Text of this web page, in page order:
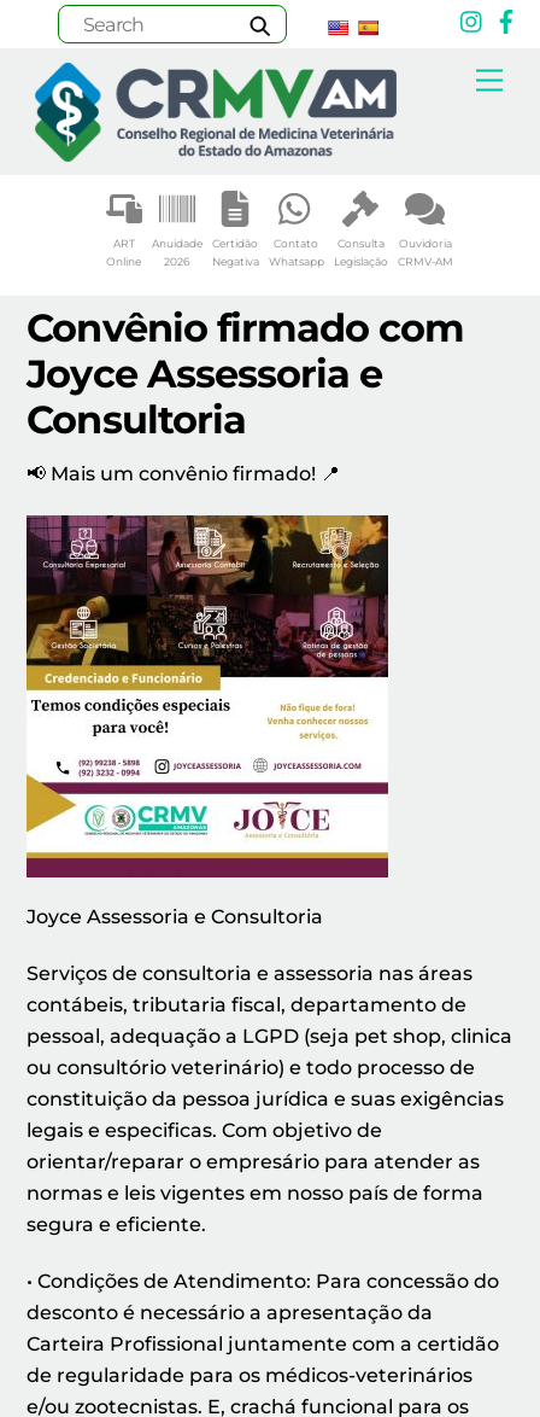
content
ART
Online
Anuidade
2026
Certidão
Negativa
Contato
Whatsapp
Consulta
Legislação
Ouvidoria
CRMV-AM
Convênio firmado com
Joyce Assessoria e
Consultoria
📢 Mais um convênio firmado! 📍
Joyce Assessoria e Consultoria
Serviços de consultoria e assessoria nas áreas
contábeis, tributaria fiscal, departamento de
pessoal, adequação a LGPD (seja pet shop, clinica
ou consultório veterinário) e todo processo de
constituição da pessoa jurídica e suas exigências
legais e especificas. Com objetivo de
orientar/reparar o empresário para atender as
normas e leis vigentes em nosso país de forma
segura e eficiente.
• Condições de Atendimento: Para concessão do
desconto é necessário a apresentação da
Carteira Profissional juntamente com a certidão
de regularidade para os médicos-veterinários
e/ou zootecnistas. E, crachá funcional para os